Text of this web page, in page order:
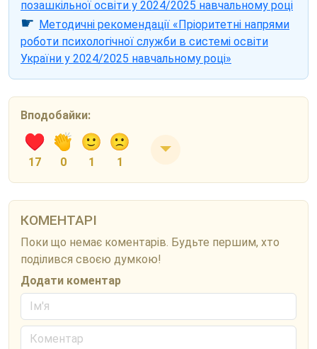
позашкільної освіти у 2024/2025 навчальному році
☛ Методичні рекомендації «Пріоритетні напрями
роботи психологічної служби в системі освіти
України у 2024/2025 навчальному році»
Вподобайки:
17 0 1 1
КОМЕНТАРІ
Поки що немає коментарів. Будьте першим, хто
поділився своєю думкою!
Додати коментар